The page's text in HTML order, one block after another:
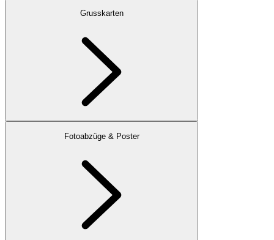
Grusskarten
Fotoabzüge & Poster